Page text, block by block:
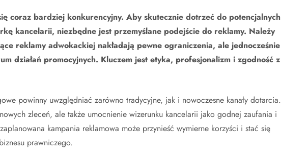
coraz bardziej konkurencyjny. Aby skutecznie dotrzeć do potencjalnych
kancelarii, niezbędne jest przemyślane podejście do reklamy. Należy
reklamy adwokackiej nakładają pewne ograniczenia, ale jednocześnie
działań promocyjnych. Kluczem jest etyka, profesjonalizm i zgodność z
powinny uwzględniać zarówno tradycyjne, jak i nowoczesne kanały dotarcia.
zleceń, ale także umocnienie wizerunku kancelarii jako godnej zaufania i
kampania reklamowa może przynieść wymierne korzyści i stać się
prawniczego.